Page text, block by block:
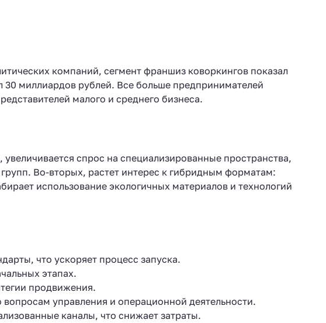
компаний, сегмент франшиз коворкингов показал
миллиардов рублей. Все больше предпринимателей
малого и среднего бизнеса.
спрос на специализированные пространства,
Во-вторых, растет интерес к гибридным форматам:
использование экологичных материалов и технологий
что ускоряет процесс запуска.
этапах.
продвижения.
управления и операционной деятельности.
каналы, что снижает затраты.